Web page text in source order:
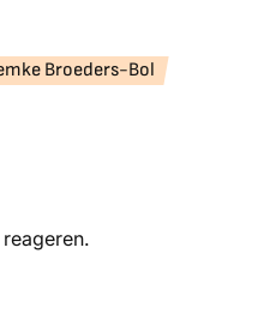
Broeders-Bol